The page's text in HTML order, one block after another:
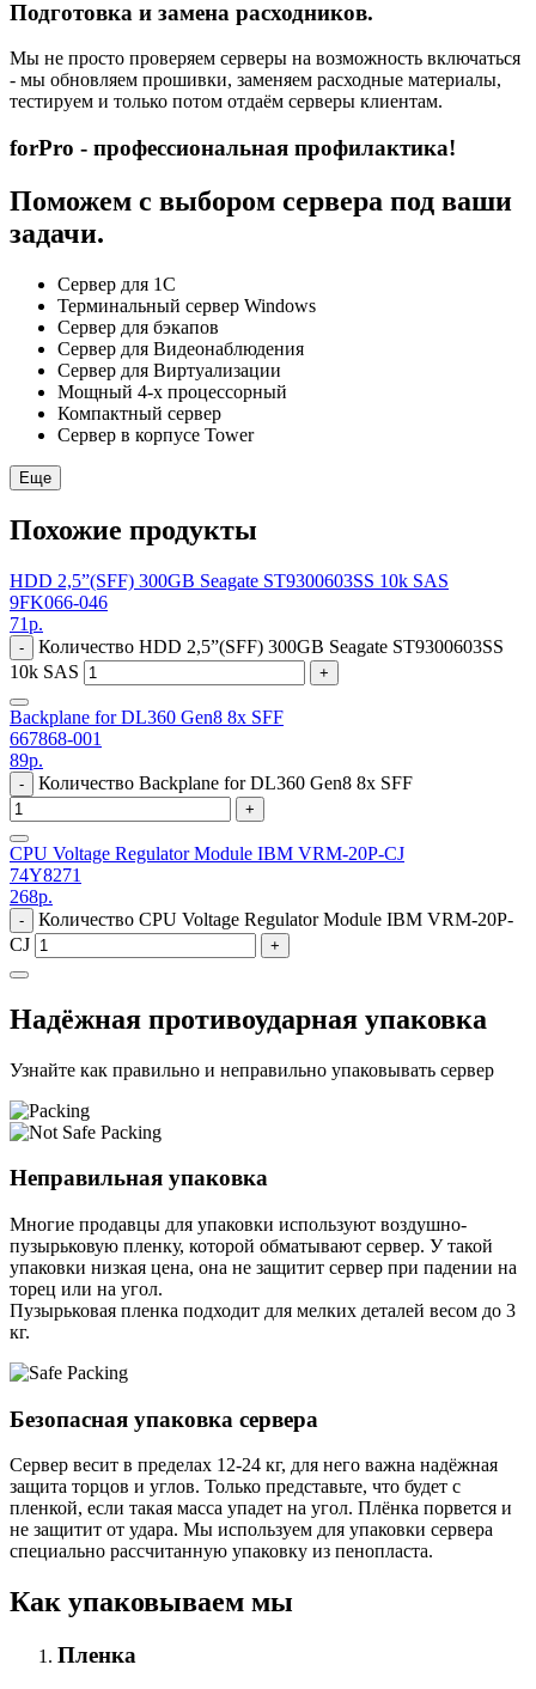
Подготовка и замена расходников.
Мы не просто проверяем серверы на возможность включаться
- мы обновляем прошивки, заменяем расходные материалы,
тестируем и только потом отдаём серверы клиентам.
forPro - профессиональная профилактика!
Поможем с выбором сервера под ваши
задачи.
Сервер для 1С
Терминальный сервер Windows
Сервер для бэкапов
Сервер для Видеонаблюдения
Сервер для Виртуализации
Мощный 4-х процессорный
Компактный сервер
Сервер в корпусе Tower
Еще
Похожие продукты
HDD 2,5”(SFF) 300GB Seagate ST9300603SS 10k SAS
9FK066-046
71р.
-
Количество HDD 2,5”(SFF) 300GB Seagate ST9300603SS
10k SAS
+
Backplane for DL360 Gen8 8x SFF
667868-001
89р.
- Количество Backplane for DL360 Gen8 8x SFF
+
CPU Voltage Regulator Module IBM VRM-20P-CJ
74Y8271
268р.
-
Количество CPU Voltage Regulator Module IBM VRM-20P-
CJ
+
Надёжная противоударная упаковка
Узнайте как правильно и неправильно упаковывать сервер
Неправильная упаковка
Многие продавцы для упаковки используют воздушно-
пузырьковую пленку, которой обматывают сервер. У такой
упаковки низкая цена, она не защитит сервер при падении на
торец или на угол.
Пузырьковая пленка подходит для мелких деталей весом до 3
кг.
Безопасная упаковка сервера
Сервер весит в пределах 12-24 кг, для него важна надёжная
защита торцов и углов. Только представьте, что будет с
пленкой, если такая масса упадет на угол. Плёнка порвется и
не защитит от удара. Мы используем для упаковки сервера
специально расcчитанную упаковку из пенопласта.
Как упаковываем мы
Пленка